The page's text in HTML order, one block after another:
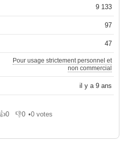
9 133
97
47
Pour usage strictement personnel et
non commercial
il y a 9 ans
👍0
J'aime 👎0
Je n'aime pas
•0 votes